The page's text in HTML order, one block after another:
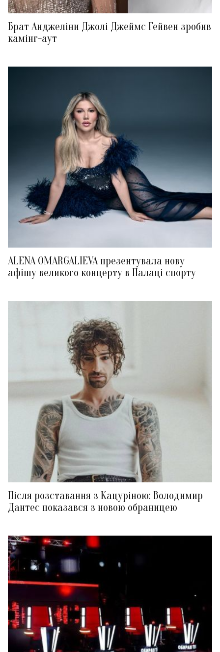
Брат Анджеліни Джолі Джеймс Гейвен зробив
камінг-аут
ALENA OMARGALIEVA презентувала нову
афішу великого концерту в Палаці спорту
Після розставання з Кацуріною: Володимир
Дантес показався з новою обраницею